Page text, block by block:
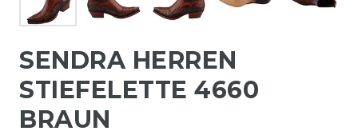
SENDRA HERREN
STIEFELETTE 4660
BRAUN